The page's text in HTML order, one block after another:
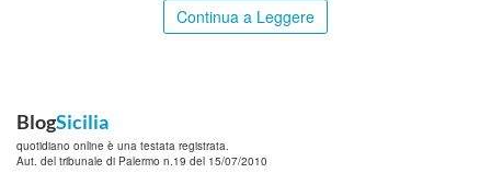
Continua a Leggere
BlogSicilia
quotidiano online è una testata registrata.
Aut. del tribunale di Palermo n.19 del 15/07/2010